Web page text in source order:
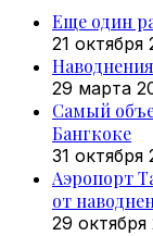
Еще один
21 октября
29 марта
Самый
Бангкоке
31 октября
Аэропорт
от
29 октября